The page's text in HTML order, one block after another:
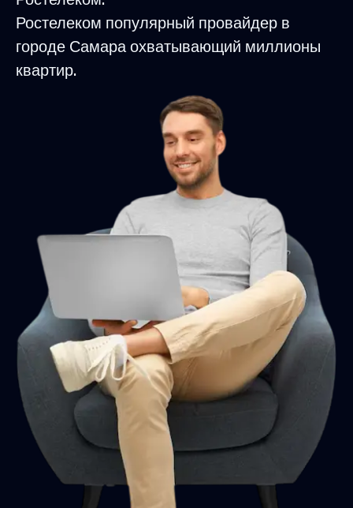
Ростелеком популярный провайдер в
городе Самара охватывающий миллионы
квартир.